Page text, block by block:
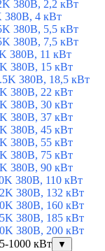
380В, 2,2 кВт
380В, 4 кВт
380В, 5,5 кВт
380В, 7,5 кВт
380В, 11 кВт
380В, 15 кВт
380В, 18,5 кВт
380В, 22 кВт
380В, 30 кВт
380В, 37 кВт
380В, 45 кВт
380В, 55 кВт
380В, 75 кВт
380В, 90 кВт
380В, 110 кВт
380В, 132 кВт
380В, 160 кВт
380В, 185 кВт
380В, 200 кВт
1000 кВт
▼